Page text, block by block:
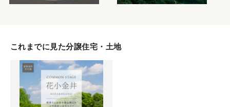
これまでに見た分譲住宅・土地